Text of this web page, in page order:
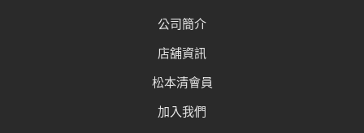
公司簡介
店舖資訊
松本清會員
加入我們